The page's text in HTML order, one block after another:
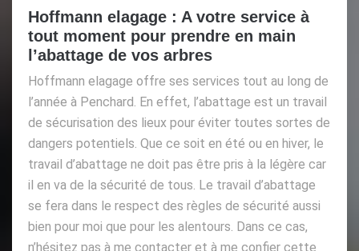
Hoffmann elagage : A votre service à
tout moment pour prendre en main
l’abattage de vos arbres
Hoffmann elagage offre ses services tout au long de
l’année à Penchard. En effet, l’abattage est un travail
de sécurisation des lieux pour éviter toutes sortes de
dangers potentiels. Que ce soit en été ou en hiver, le
travail d’abattage ne doit pas être pris à la légère car
il en va de la sécurité de tous. Le travail d’abattage
se fera dans le respect des règles de sécurité aussi
bien pour moi que pour les alentours. Dans ce cas,
n’hésitez pas à me contacter et à me confier cette